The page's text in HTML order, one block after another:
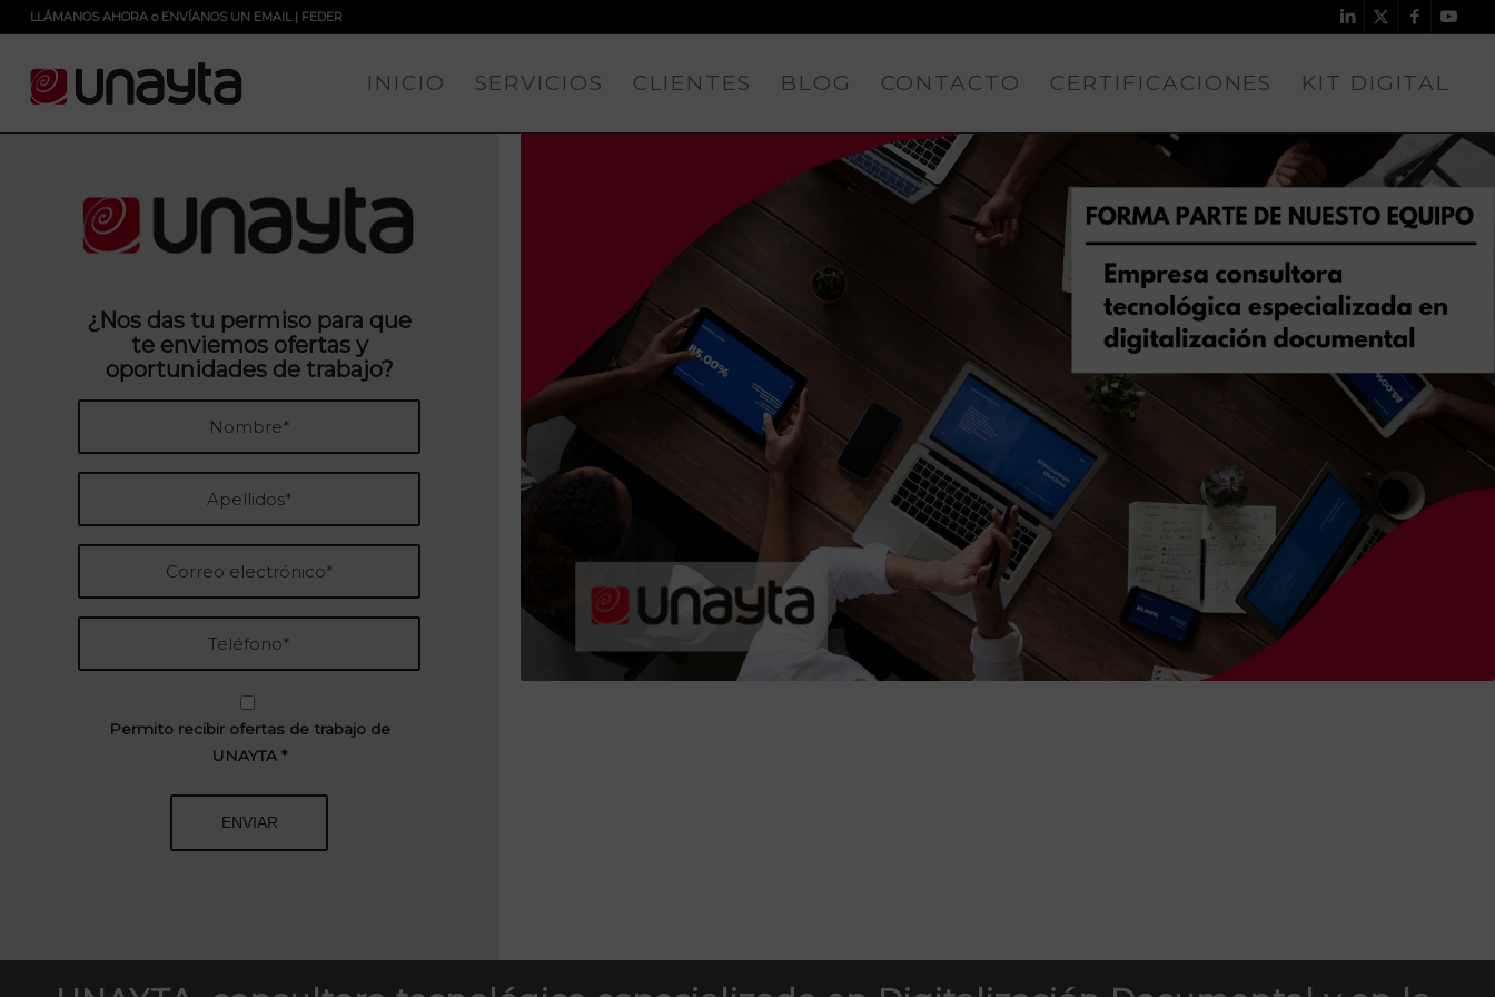
LLÁMANOS AHORAo ENVÍANOS UN EMAIL| FEDER
INICIO SERVICIOS CLIENTES BLOG CONTACTO CERTIFICACIONES KIT DIGITAL
¿Nos das tu permiso para que
te enviemos ofertas y
oportunidades de trabajo?
Permito recibir ofertas de trabajo de
UNAYTA *